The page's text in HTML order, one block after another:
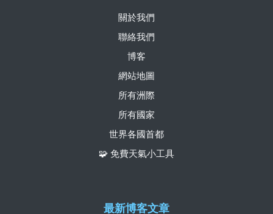
關於我們
聯絡我們
博客
網站地圖
所有洲際
所有國家
世界各國首都
🧩 免費天氣小工具
最新博客文章